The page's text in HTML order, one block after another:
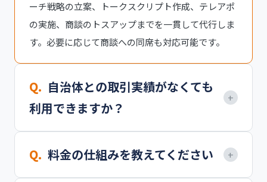
ーチ戦略の立案、トークスクリプト作成、テレアポ
の実施、商談のトスアップまでを一貫して代行しま
す。必要に応じて商談への同席も対応可能です。
Q. 自治体との取引実績がなくても
利用できますか？
+
いただいています。元自治体職員が貴社の商材を
「自治体に伝わる言葉」に翻訳し、アプローチ戦略
Q. 料金の仕組みを教えてください +